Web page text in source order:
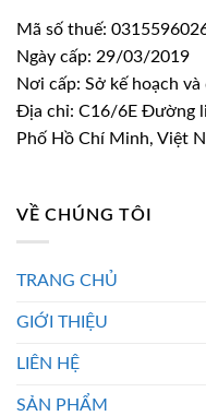
Mã số thuế:
Ngày cấp: 29/03/2019
Nơi cấp: Sở kế hoạch và
Địa chỉ: C16/6E Đường
Phố Hồ Chí Minh, Việt
VỀ CHÚNG TÔI
TRANG CHỦ
GIỚI THIỆU
LIÊN HỆ
SẢN PHẨM